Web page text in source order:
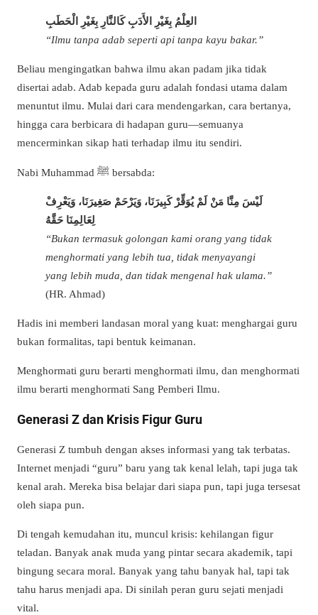
العِلْمُ بِغَيْرِ الأَدَبِ كَالنَّارِ بِغَيْرِ الْحَطَبِ
“Ilmu tanpa adab seperti api tanpa kayu bakar.”
Beliau mengingatkan bahwa ilmu akan padam jika tidak
disertai adab. Adab kepada guru adalah fondasi utama dalam
menuntut ilmu. Mulai dari cara mendengarkan, cara bertanya,
hingga cara berbicara di hadapan guru—semuanya
mencerminkan sikap hati terhadap ilmu itu sendiri.
Nabi Muhammad ﷺ bersabda:
لَيْسَ مِنَّا مَنْ لَمْ يُوَقِّرْ كَبِيرَنَا، وَيَرْحَمْ صَغِيرَنَا، وَيَعْرِفْ
لِعَالِمِنَا حَقَّهُ
“Bukan termasuk golongan kami orang yang tidak
menghormati yang lebih tua, tidak menyayangi
yang lebih muda, dan tidak mengenal hak ulama.”
(HR. Ahmad)
Hadis ini memberi landasan moral yang kuat: menghargai guru
bukan formalitas, tapi bentuk keimanan.
Menghormati guru berarti menghormati ilmu, dan menghormati
ilmu berarti menghormati Sang Pemberi Ilmu.
Generasi Z dan Krisis Figur Guru
Generasi Z tumbuh dengan akses informasi yang tak terbatas.
Internet menjadi “guru” baru yang tak kenal lelah, tapi juga tak
kenal arah. Mereka bisa belajar dari siapa pun, tapi juga tersesat
oleh siapa pun.
Di tengah kemudahan itu, muncul krisis: kehilangan figur
teladan. Banyak anak muda yang pintar secara akademik, tapi
bingung secara moral. Banyak yang tahu banyak hal, tapi tak
tahu harus menjadi apa. Di sinilah peran guru sejati menjadi
vital.